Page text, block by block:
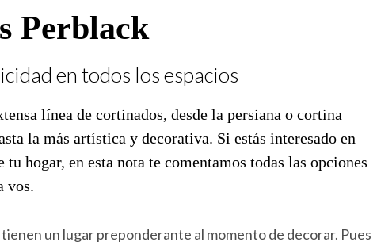
Perblack
en todos los espacios
línea de cortinados, desde la persiana o cortina
la más artística y decorativa. Si estás interesado en
tu hogar, en esta nota te comentamos todas las opciones
vos.
un lugar preponderante al momento de decorar. Pues